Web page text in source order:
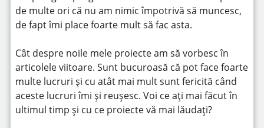
de multe ori că nu am nimic împotrivă să muncesc,
de fapt îmi place foarte mult să fac asta.
Cât despre noile mele proiecte am să vorbesc în
articolele viitoare. Sunt bucuroasă că pot face foarte
multe lucruri și cu atât mai mult sunt fericită când
aceste lucruri îmi și reușesc. Voi ce aţi mai făcut în
ultimul timp și cu ce proiecte vă mai lăudaţi?